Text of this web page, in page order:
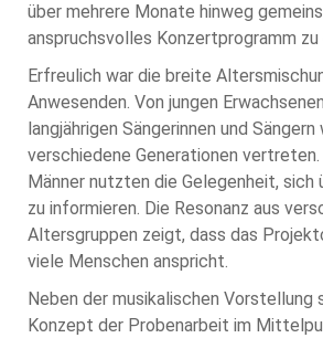
über mehrere Monate hinweg
anspruchsvolles Konzertprogramm zu
Erfreulich war die breite
Anwesenden. Von jungen
langjährigen Sängerinnen und Sängern
verschiedene Generationen
Männer nutzten die Gelegenheit, sich
zu informieren. Die Resonanz aus
Altersgruppen zeigt, dass das
viele Menschen anspricht.
Neben der musikalischen Vorstellung
Konzept der Probenarbeit im